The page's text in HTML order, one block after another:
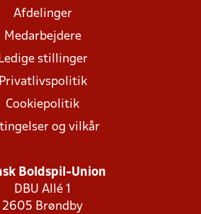
Afdelinger
Medarbejdere
Ledige stillinger
Privatlivspolitik
Cookiepolitik
og vilkår
Boldspil-Union
DBU Allé 1
2605 Brøndby